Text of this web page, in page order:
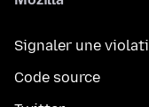
Signaler une
Code source